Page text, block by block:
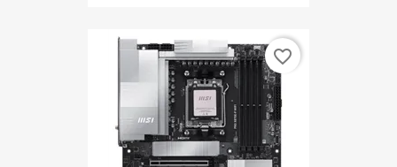
favorite_border